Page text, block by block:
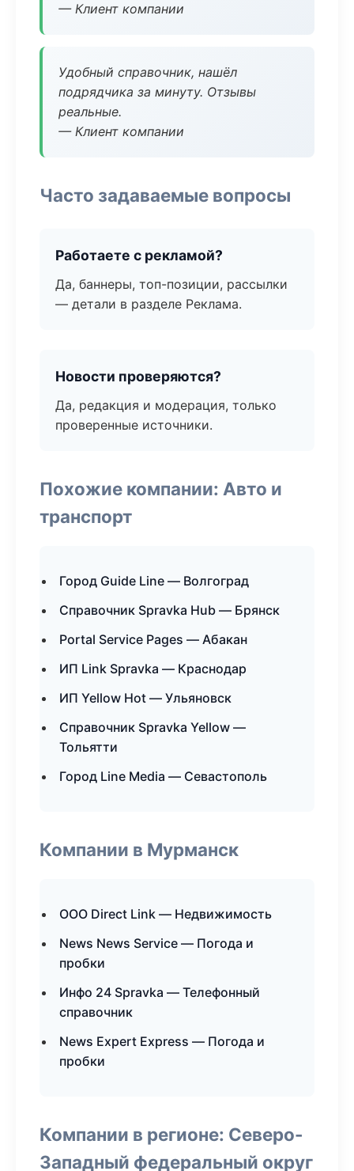
— Клиент компании
Удобный справочник, нашёл
подрядчика за минуту. Отзывы
реальные.
— Клиент компании
Часто задаваемые вопросы
Работаете с рекламой?
Да, баннеры, топ-позиции, рассылки
— детали в разделе Реклама.
Новости проверяются?
Да, редакция и модерация, только
проверенные источники.
Похожие компании: Авто и
транспорт
Город Guide Line — Волгоград
Справочник Spravka Hub — Брянск
Portal Service Pages — Абакан
ИП Link Spravka — Краснодар
ИП Yellow Hot — Ульяновск
Справочник Spravka Yellow —
Тольятти
Город Line Media — Севастополь
Компании в Мурманск
ООО Direct Link — Недвижимость
News News Service — Погода и
пробки
Инфо 24 Spravka — Телефонный
справочник
News Expert Express — Погода и
пробки
Компании в регионе: Северо-
Западный федеральный округ